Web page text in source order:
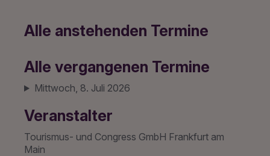
Alle anstehenden Termine
Alle vergangenen Termine
Mittwoch, 8. Juli 2026
Veranstalter
Tourismus- und Congress GmbH Frankfurt am
Main